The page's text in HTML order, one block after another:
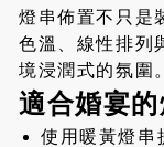
燈串佈置不只是
色溫、線性排列
境浸潤式的氛圍。
適合婚宴
使用暖黃燈串